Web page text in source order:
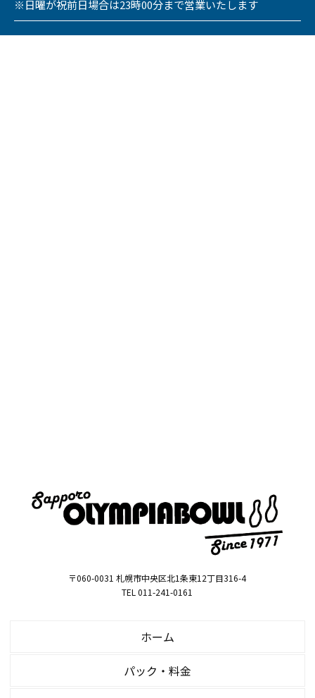
※日曜が祝前日場合は23時00分まで営業いたします
〒060-0031 札幌市中央区北1条東12丁目316-4
TEL 011-241-0161
ホーム
パック・料金